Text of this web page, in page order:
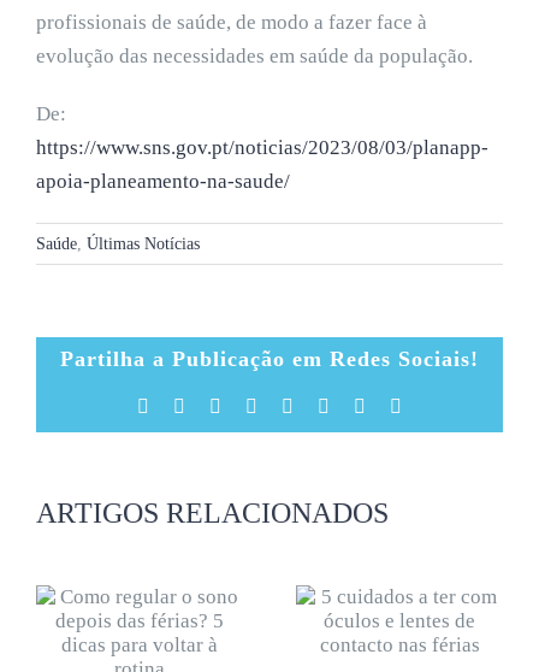
profissionais de saúde, de modo a fazer face à
evolução das necessidades em saúde da população.
De:
https://www.sns.gov.pt/noticias/2023/08/03/planapp-
apoia-planeamento-na-saude/
Saúde Últimas Notícias
Partilha a Publicação em Redes Sociais!
Facebook Reddit LinkedIn
TumblrPinterest
ARTIGOS RELACIONADOS